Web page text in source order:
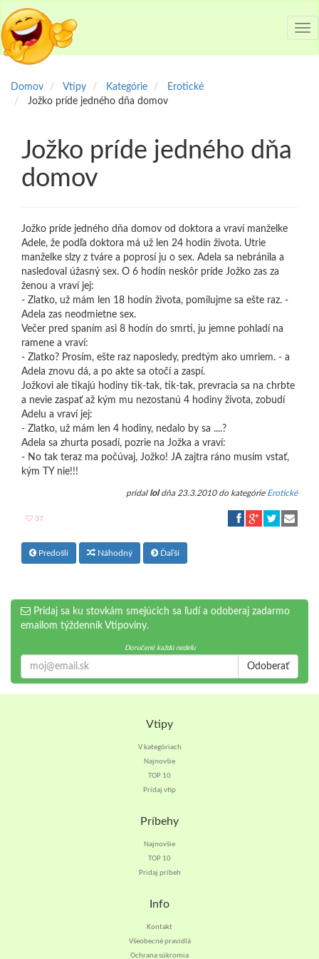
Domov Vtipy Kategórie
Erotické
Jožko príde jedného dňa domov
Jožko príde jedného dňa
domov
Jožko príde jedného dňa domov od doktora a vraví manželke
Adele, že podľa doktora má už len 24 hodín života. Utrie
manželke slzy z tváre a poprosí ju o sex. Adela sa nebránila a
nasledoval úžasný sex. O 6 hodín neskôr príde Jožko zas za
ženou a vraví jej:
- Zlatko, už mám len 18 hodín života, pomilujme sa ešte raz. -
Adela zas neodmietne sex.
Večer pred spaním asi 8 hodín do smrti, ju jemne pohladí na
ramene a vraví:
- Zlatko? Prosím, ešte raz naposledy, predtým ako umriem. - a
Adela znovu dá, a po akte sa otočí a zaspí.
Jožkovi ale tikajú hodiny tik-tak, tik-tak, prevracia sa na chrbte
a nevie zaspať až kým mu nezostanú 4 hodiny života, zobudí
Adelu a vraví jej:
- Zlatko, už mám len 4 hodiny, nedalo by sa ....?
Adela sa zhurta posadí, pozrie na Jožka a vraví:
- No tak teraz ma počúvaj, Jožko! JA zajtra ráno musím vstať,
kým TY nie!!!
pridal loldňa 23.3.2010 do kategórie Erotické
37
Predošlí Náhodný Ďaľší
Pridaj sa ku stovkám smejúcich sa ľudí a odoberaj zadarmo
emailom týždenník Vtipoviny.
Doručené každú nedeľu
Odoberať
Vtipy
V kategóriach
Najnovšie
TOP 10
Pridaj vtip
Príbehy
Najnovšie
TOP 10
Pridaj príbeh
Info
Kontakt
Všeobecné pravidlá
Ochrana súkromia